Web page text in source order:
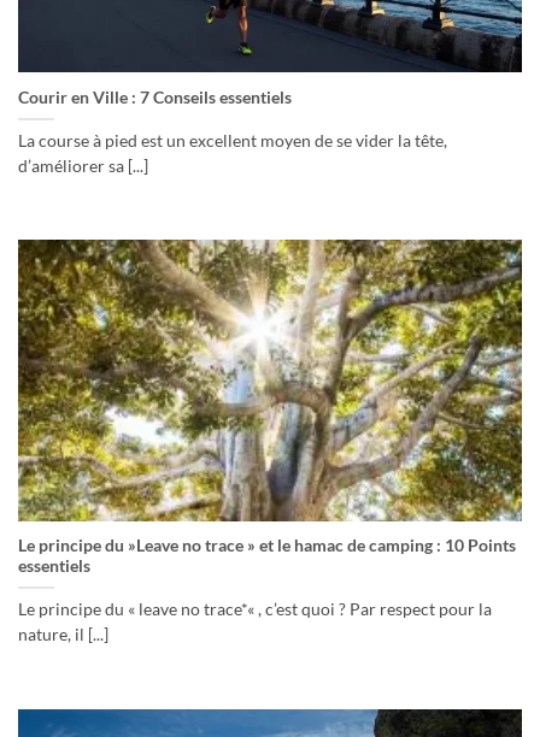
Courir en Ville : 7 Conseils essentiels
La course à pied est un excellent moyen de se vider la tête,
d’améliorer sa [...]
Le principe du »Leave no trace » et le hamac de camping : 10 Points
essentiels
Le principe du « leave no trace*« , c’est quoi ? Par respect pour la
nature, il [...]